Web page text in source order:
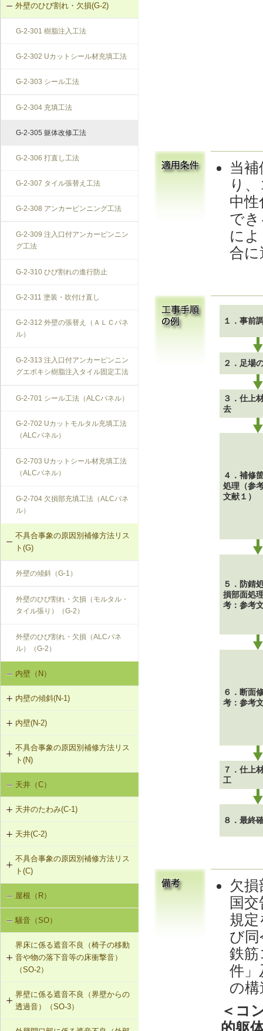
外壁のひび割れ・欠損(G-2)
G-2-301 樹脂注入工法
G-2-302 Uカットシール材充填工法
G-2-303 シール工法
G-2-304 充填工法
G-2-305 躯体改修工法
G-2-306 打直し工法
G-2-307 タイル張替え工法
G-2-308 アンカーピンニング工法
G-2-309 注入口付アンカーピンニン
グ工法
G-2-310 ひび割れの進行防止
G-2-311 塗装・吹付け直し
G-2-312 外壁の張替え（ＡＬＣパネ
ル）
G-2-313 注入口付アンカーピンニン
グエポキシ樹脂注入タイル固定工法
G-2-701 シール工法（ALCパネル）
G-2-702 Uカットモルタル充填工法
（ALCパネル）
G-2-703 Uカットシール材充填工法
（ALCパネル）
G-2-704 欠損部充填工法（ALCパネ
ル）
不具合事象の原因別補修方法リス
ト(G)
外壁の傾斜（G-1）
外壁のひび割れ・欠損（モルタル・
タイル張り）（G-2）
外壁のひび割れ・欠損（ALCパネ
ル）（G-2）
内壁（N）
内壁の傾斜(N-1)
N-1-001 下地材・仕上材の取替え
（内壁部）
内壁(N-2)
N-2-001 仕上材の張替え（内壁部）
不具合事象の原因別補修方法リス
ト(N)
内壁の傾斜（N-1）
天井（C）
天井のたわみ(C-1)
C-1-701 天井下地材・仕上材の張替
え
天井(C-2)
C-2-001 天井仕上材の張替え
不具合事象の原因別補修方法リス
ト(C)
天井のたわみ（C-1）
屋根（R）
騒音（SO）
界床に係る遮音不良（椅子の移動
音や物の落下音等の床衝撃音）
（SO-2）
SO-2-301 軽量床衝撃音に対する遮
音性能のある乾式二重床への交換
界壁に係る遮音不良（界壁からの
透過音）（SO-3）
当
り
中性
で
に
合に
１．事前
２．足場
３．仕上
去
４．補修
処理（参
文献１）
５．防錆
損部面処
考：参考
６．断面
考：参考
７．仕上
工
８．最終
欠
国
規
び
鉄筋
件」
の
＜コ
的躯